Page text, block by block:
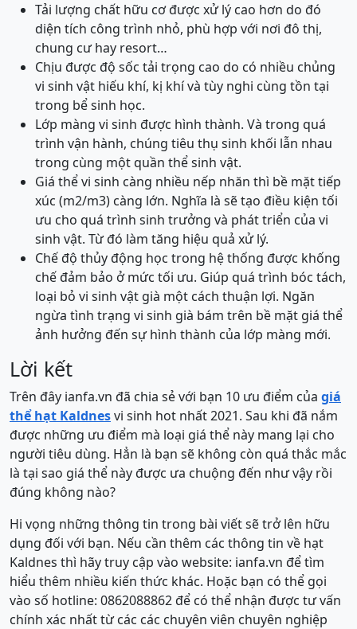
Tải lượng chất hữu cơ được xử lý cao hơn do đó
diện tích công trình nhỏ, phù hợp với nơi đô thị,
chung cư hay resort…
Chịu được độ sốc tải trọng cao do có nhiều chủng
vi sinh vật hiếu khí, kị khí và tùy nghi cùng tồn tại
trong bể sinh học.
Lớp màng vi sinh được hình thành. Và trong quá
trình vận hành, chúng tiêu thụ sinh khối lẫn nhau
trong cùng một quần thể sinh vật.
Giá thể vi sinh càng nhiều nếp nhăn thì bề mặt tiếp
xúc (m2/m3) càng lớn. Nghĩa là sẽ tạo điều kiện tối
ưu cho quá trình sinh trưởng và phát triển của vi
sinh vật. Từ đó làm tăng hiệu quả xử lý.
Chế độ thủy động học trong hệ thống được khống
chế đảm bảo ở mức tối ưu. Giúp quá trình bóc tách,
loại bỏ vi sinh vật già một cách thuận lợi. Ngăn
ngừa tình trạng vi sinh già bám trên bề mặt giá thể
ảnh hưởng đến sự hình thành của lớp màng mới.
Lời kết
Trên đây ianfa.vn đã chia sẻ với bạn 10 ưu điểm của giá
thể hạt Kaldnesvi sinh hot nhất 2021. Sau khi đã nắm
được những ưu điểm mà loại giá thể này mang lại cho
người tiêu dùng. Hẳn là bạn sẽ không còn quá thắc mắc
là tại sao giá thể này được ưa chuộng đến như vậy rồi
đúng không nào?
Hi vọng những thông tin trong bài viết sẽ trở lên hữu
dụng đối với bạn. Nếu cần thêm các thông tin về hạt
Kaldnes thì hãy truy cập vào website: ianfa.vn để tìm
hiểu thêm nhiều kiến thức khác. Hoặc bạn có thể gọi
vào số hotline: 0862088862 để có thể nhận được tư vấn
chính xác nhất từ các các chuyên viên chuyên nghiệp